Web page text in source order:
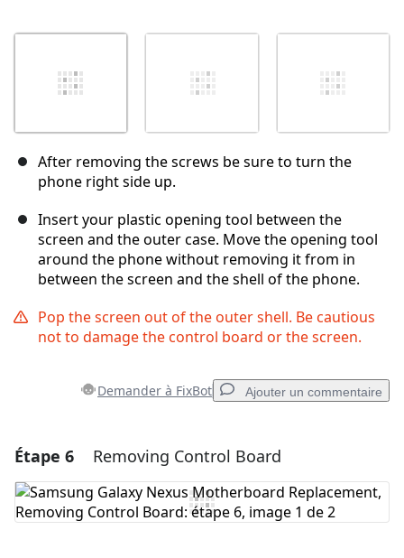
After removing the screws be sure to turn the
phone right side up.
Insert your plastic opening tool between the
screen and the outer case. Move the opening tool
around the phone without removing it from in
between the screen and the shell of the phone.
Pop the screen out of the outer shell. Be cautious
not to damage the control board or the screen.
Demander à FixBot Ajouter un commentaire
Ajouter un commentaire
Ajouter un commentaire
Étape 6 Removing Control Board